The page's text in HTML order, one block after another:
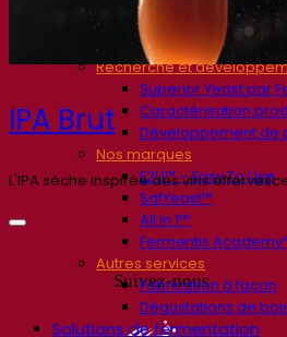
Soutenir la créativité
À propos de Lesaffre
Recherche et
Superior Yeast par
Caractérisation
Développement de
Nos marques
E2U™ – Easy To Use
SafYeast™
All In 1™
Fermentis
Autres services
Fabrication à façon
Dégustations de
Solutions de fermentation
IPA Brut
L'IPA sèche inspirée des vins
Suivez-nous